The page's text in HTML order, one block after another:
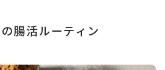
腸活ルーティン